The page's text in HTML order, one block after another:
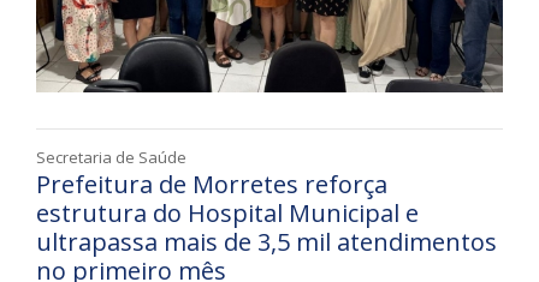
Secretaria de Saúde
Prefeitura de Morretes reforça
estrutura do Hospital Municipal e
ultrapassa mais de 3,5 mil atendimentos
no primeiro mês